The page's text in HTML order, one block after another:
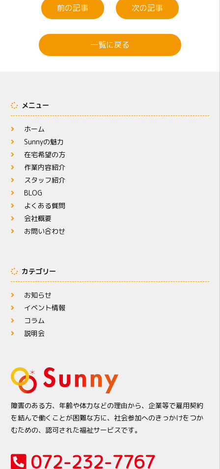
前の記事 次の記事
一覧に戻る
メニュー
ホーム
Sunnyの魅力
在宅希望の方
作業内容紹介
スタッフ紹介
BLOG
よくある質問
会社概要
お問い合わせ
カテゴリー
お知らせ
イベント情報
コラム
説明会
障害のある方、年齢や体力などの理由から、企業等で雇用契約
を結んで働くことが困難な方に、社会参加へのきっかけをつか
むための、認可された福祉サービスです。
072-232-7767